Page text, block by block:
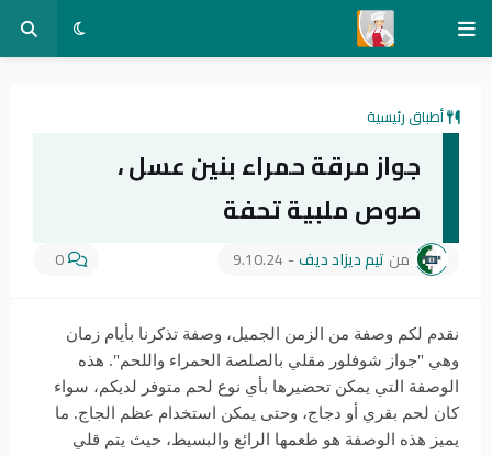
أطباق رئيسية
جواز مرقة حمراء بنين عسل ،
صوص ملبية تحفة
من تيم ديزاد ديف-
9.10.24
0
نقدم لكم وصفة من الزمن الجميل، وصفة تذكرنا بأيام زمان
وهي "جواز شوفلور مقلي بالصلصة الحمراء واللحم". هذه
الوصفة التي يمكن تحضيرها بأي نوع لحم متوفر لديكم، سواء
كان لحم بقري أو دجاج، وحتى يمكن استخدام عظم الجاج. ما
يميز هذه الوصفة هو طعمها الرائع والبسيط، حيث يتم قلي